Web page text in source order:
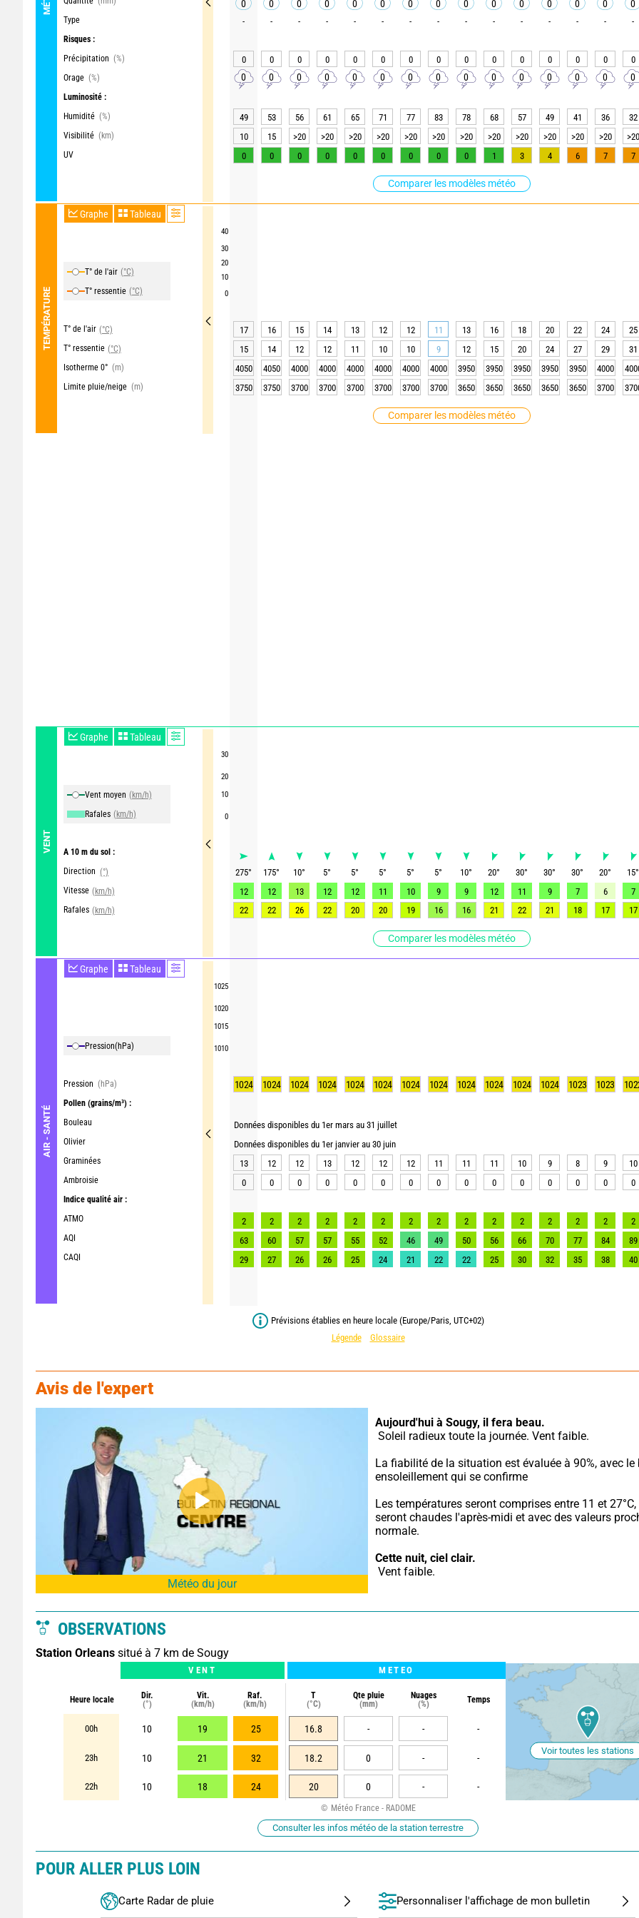
Type
Risques :
Précipitation (%)
Orage (%)
Luminosité :
Humidité (%)
Visibilité (km)
UV
Comparer les modèles météo
TEMPÉRATURE
Graphe Tableau
T° de l'air (°C)
T° ressentie (°C)
T° de l'air (°C)
T° ressentie (°C)
Isotherme 0° (m)
Limite pluie/neige (m)
Comparer les modèles météo
VENT
Graphe Tableau
Vent moyen (km/h)
Rafales (km/h)
A 10 m du sol :
Direction (°)
Vitesse (km/h)
Rafales (km/h)
Comparer les modèles météo
AIR - SANTÉ
Graphe Tableau
Pression(hPa)
Pression (hPa)
Pollen (grains/m³) :
Bouleau
Olivier
Graminées
Ambroisie
Indice qualité air :
ATMO
AQI
CAQI
40
30
20
10
0
30
20
10
0
1025
1020
1015
1010
0 0 0 0 0 0 0 0 0 0 0 0 0 0 0
- - - - - - - - - - - - - - -
0 0 0 0 0 0 0 0 0 0 0 0 0 0 0
0 0 0 0 0 0 0 0 0 0 0 0 0 0 0
49 53 56 61 65 71 77 83 78 68 57 49 41 36 32
10
15 >20 >20 >20 >20 >20 >20 >20 >20 >20 >20 >20 >20 >20
0
0 0 0 0 0 0 0 0 1 3 4 6 7 7
17 16 15 14 13 12 12 11 13 16 18 20 22 24 25
15
14 12 12 11 10 10 9 12 15 20 24 27 29 31
4050
4050 4000 4000 4000 4000 4000 4000 3950 3950 3950 3950 3950 4000
3750
3750 3700 3700 3700 3700 3700 3700 3650 3650 3650 3650 3650 3700
275° 175° 10° 5° 5° 5° 5° 5° 10° 20° 30° 30° 30° 20° 15°
12
12 13 12 12 11 10 9 9 12 11 9 7 6 7
22
22 26 22 20 20 19 16 16 21 22 21 18 17 17
1024 1024 1024 1024 1024 1024 1024 1024 1024 1024 1024 1024 1023 1023
Données disponibles du 1er mars au 31 juillet
Données disponibles du 1er janvier au 30 juin
13
12 12 13 12 12 12 11 11 11 10 9 8 9 10
0
0 0 0 0 0 0 0 0 0 0 0 0 0 0
2 2 2 2 2 2 2 2 2 2 2 2 2 2 2
63
60 57 57 55 52 46 49 50 56 66 70 77 84 89
29
27 26 26 25 24 21 22 22 25 30 32 35 38 40
Prévisions établies en heure locale (Europe/Paris, UTC+02)
Légende
Glossaire
Avis de l'expert
Météo du jour
Aujourd'hui à Sougy, il fera beau.
Soleil radieux toute la journée. Vent faible.
La fiabilité de la situation est évaluée à 90%, avec le
ensoleillement qui se confirme
Les températures seront comprises entre 11 et 27°C,
seront chaudes l'après-midi et avec des valeurs
normale.
Cette nuit, ciel clair.
Vent faible.
OBSERVATIONS
Station Orleans situé à 7 km de Sougy
VENT METEO
Heure locale
Dir.
(°)
Vit.
(km/h)
Raf.
(km/h)
T
(°C)
Qte pluie
(mm)
Nuages
(%)
Temps
00h 10 19 25 16.8 - - -
23h 10 21 32 18.2 0 - -
22h 10 18 24 20 0 - -
Voir toutes les stations
Météo France - RADOME
Consulter les infos météo de la station terrestre
POUR ALLER PLUS LOIN
Carte Radar de pluie Personnaliser l'affichage de mon bulletin